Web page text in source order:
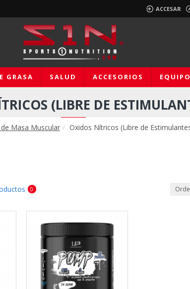
ACCESAR
GRASA SALUD ACCESORIOS
Masa Muscular Oxidos Nítricos (Libre de
(LIBRE DE
0